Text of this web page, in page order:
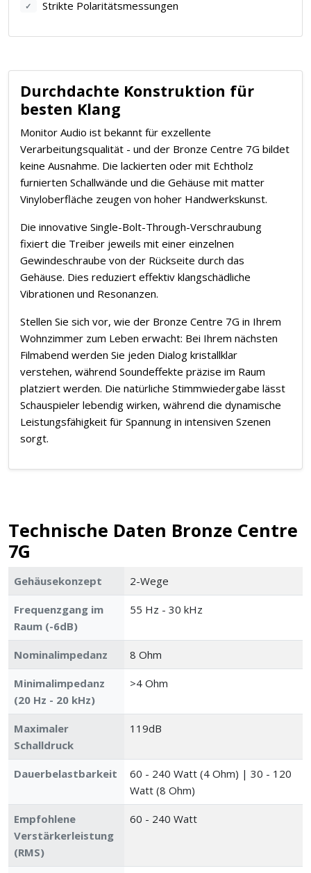
✓ Strikte Polaritätsmessungen
Durchdachte Konstruktion für
besten Klang
Monitor Audio ist bekannt für exzellente
Verarbeitungsqualität - und der Bronze Centre 7G bildet
keine Ausnahme. Die lackierten oder mit Echtholz
furnierten Schallwände und die Gehäuse mit matter
Vinyloberfläche zeugen von hoher Handwerkskunst.
Die innovative Single-Bolt-Through-Verschraubung
fixiert die Treiber jeweils mit einer einzelnen
Gewindeschraube von der Rückseite durch das
Gehäuse. Dies reduziert effektiv klangschädliche
Vibrationen und Resonanzen.
Stellen Sie sich vor, wie der Bronze Centre 7G in Ihrem
Wohnzimmer zum Leben erwacht: Bei Ihrem nächsten
Filmabend werden Sie jeden Dialog kristallklar
verstehen, während Soundeffekte präzise im Raum
platziert werden. Die natürliche Stimmwiedergabe lässt
Schauspieler lebendig wirken, während die dynamische
Leistungsfähigkeit für Spannung in intensiven Szenen
sorgt.
Technische Daten Bronze Centre
7G
Gehäusekonzept 2-Wege
Frequenzgang im
Raum (-6dB)
55 Hz - 30 kHz
Nominalimpedanz 8 Ohm
Minimalimpedanz
(20 Hz - 20 kHz)
>4 Ohm
Maximaler
Schalldruck
119dB
Dauerbelastbarkeit
60 - 240 Watt (4 Ohm) | 30 - 120
Watt (8 Ohm)
Empfohlene
Verstärkerleistung
(RMS)
60 - 240 Watt